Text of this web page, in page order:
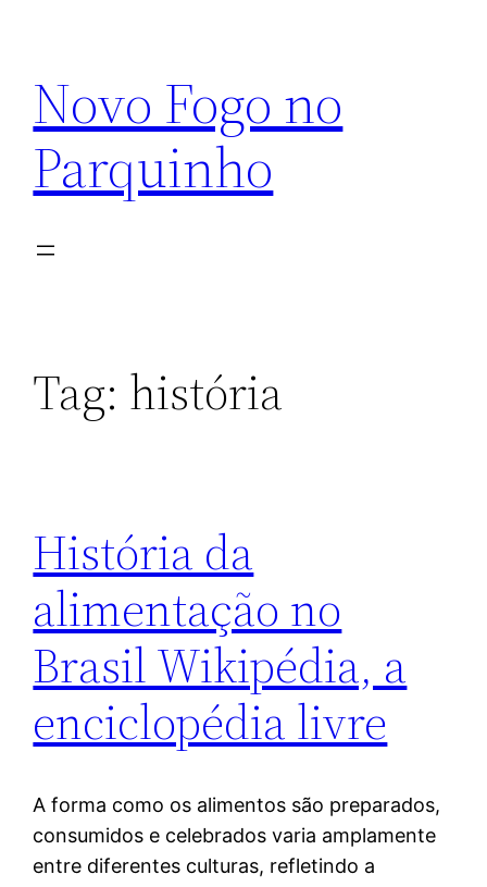
conteúdo
Novo Fogo no
Parquinho
Tag: história
História da
alimentação no
Brasil Wikipédia, a
enciclopédia livre
A forma como os alimentos são preparados,
consumidos e celebrados varia amplamente
entre diferentes culturas, refletindo a